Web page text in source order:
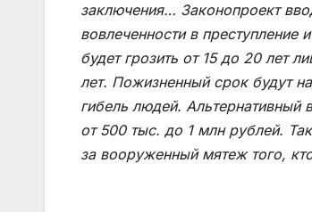
заключения… Законопроект
вовлеченности в
будет грозить от 15 до 20 лет
лет. Пожизненный срок будут
гибель людей. Альтернативный
от 500 тыс. до 1 млн рублей.
за вооруженный мятеж того,